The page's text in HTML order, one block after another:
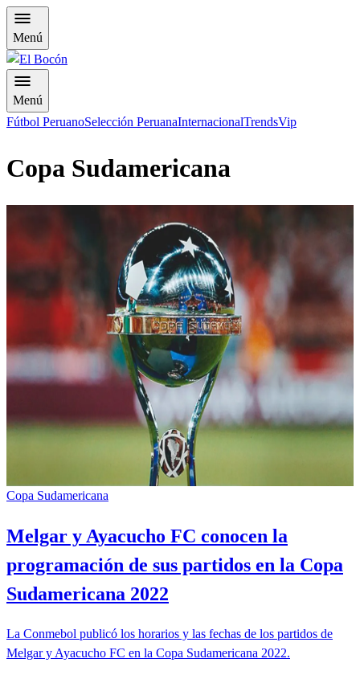
Menú
Menú
Fútbol PeruanoSelección PeruanaInternacionalTrendsVip
Copa Sudamericana
Copa Sudamericana
Melgar y Ayacucho FC conocen la
programación de sus partidos en la Copa
Sudamericana 2022
La Conmebol publicó los horarios y las fechas de los partidos de
Melgar y Ayacucho FC en la Copa Sudamericana 2022.